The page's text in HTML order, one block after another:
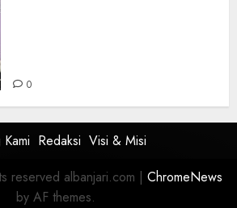
0
Redaksi Visi & Misi
reserved albanjari.com | ChromeNews
by AF themes.